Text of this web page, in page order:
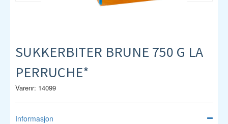
SUKKERBITER BRUNE 750 G LA
PERRUCHE*
Varenr: 14099
Informasjon